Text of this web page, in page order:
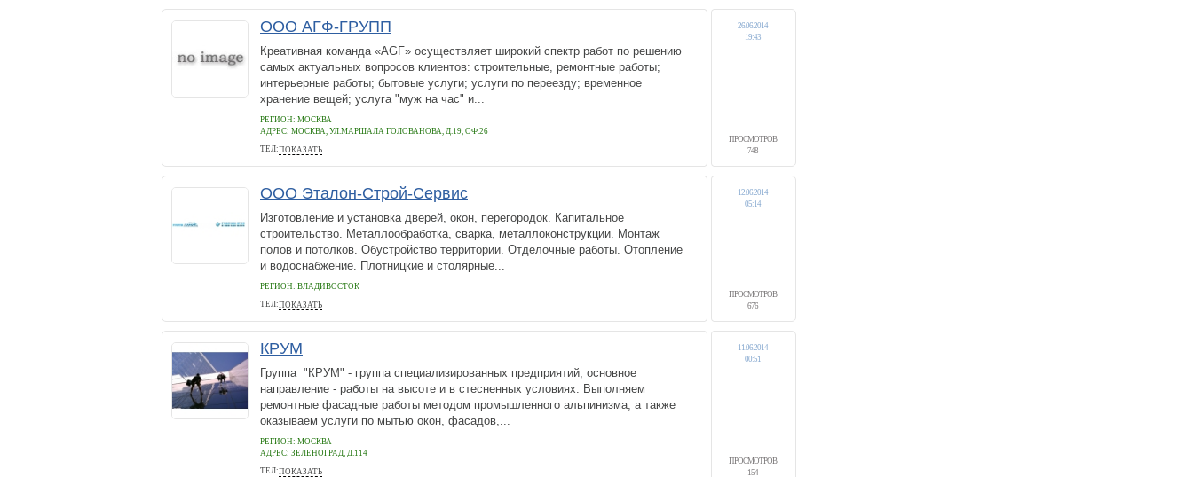
ООО АГФ-ГРУПП
Креативная команда «AGF» осуществляет широкий спектр работ по решению
самых актуальных вопросов клиентов: строительные, ремонтные работы;
интерьерные работы; бытовые услуги; услуги по переезду; временное
хранение вещей; услуга "муж на час" и...
РЕГИОН: МОСКВА
АДРЕС: МОСКВА, УЛ.МАРШАЛА ГОЛОВАНОВА, Д.19, ОФ.26
ТЕЛ:ПОКАЗАТЬ
+7(495)923-26-21
ПРОСМОТРОВ
748
26.06.2014
19:43
ООО Эталон-Строй-Сервис
Изготовление и установка дверей, окон, перегородок. Капитальное
строительство. Металлообработка, сварка, металлоконструкции. Монтаж
полов и потолков. Обустройство территории. Отделочные работы. Отопление
и водоснабжение. Плотницкие и столярные...
РЕГИОН: ВЛАДИВОСТОК
ТЕЛ:ПОКАЗАТЬ
8 9089920739
ПРОСМОТРОВ
676
12.06.2014
05:14
КРУМ
Группа "КРУМ" - группа специализированных предприятий, основное
направление - работы на высоте и в стесненных условиях. Выполняем
ремонтные фасадные работы методом промышленного альпинизма, а также
оказываем услуги по мытью окон, фасадов,...
РЕГИОН: МОСКВА
АДРЕС: ЗЕЛЕНОГРАД, Д.114
ТЕЛ:ПОКАЗАТЬ
74959972450
ПРОСМОТРОВ
154
11.06.2014
00:51